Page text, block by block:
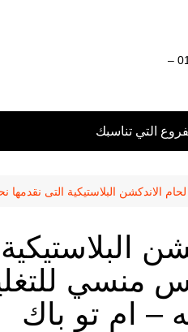
التعبئة و التغليف 01211116954 – 01211116956 –
التي تناسبك
الاندكشن البلاستيكية التى
منسي
– ام تو باك